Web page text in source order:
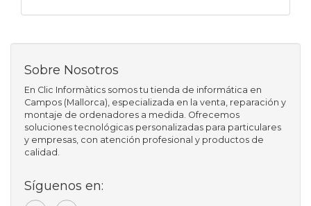
Sobre Nosotros
En Clic Informàtics somos tu tienda de informática en
Campos (Mallorca), especializada en la venta, reparación y
montaje de ordenadores a medida. Ofrecemos
soluciones tecnológicas personalizadas para particulares
y empresas, con atención profesional y productos de
calidad.
Síguenos en: